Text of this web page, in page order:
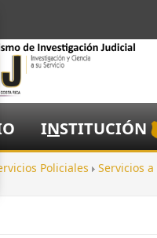
INSTITUCIÓN
Policiales Servicios